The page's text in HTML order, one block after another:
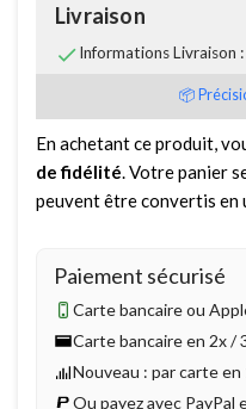
Livraison
Informations Livraison
📦
En achetant ce produit,
de fidélité. Votre panier
peuvent être convertis en
Paiement sécurisé
Carte bancaire ou
Carte bancaire en 2x /
Nouveau : par carte
Ou payez avec PayPal